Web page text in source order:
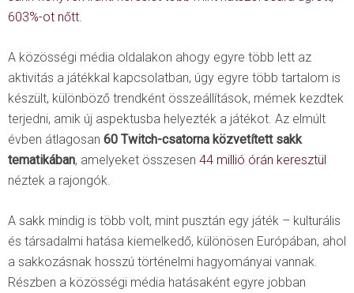
603%-ot nőtt.
A közösségi média oldalakon ahogy egyre több lett az
aktivitás a játékkal kapcsolatban, úgy egyre több tartalom is
készült, különböző trendként összeállítások, mémek kezdtek
terjedni, amik új aspektusba helyezték a játékot. Az elmúlt
évben átlagosan 60 Twitch-csatorna közvetített sakk
tematikában, amelyeket összesen 44 millió órán keresztül
néztek a rajongók.
A sakk mindig is több volt, mint pusztán egy játék – kulturális
és társadalmi hatása kiemelkedő, különösen Európában, ahol
a sakkozásnak hosszú történelmi hagyományai vannak.
Részben a közösségi média hatásaként egyre jobban